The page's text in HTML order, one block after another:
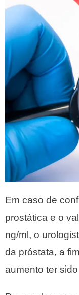
Em caso de
prostática e o
ng/ml, o
da próstata, a
aumento ter